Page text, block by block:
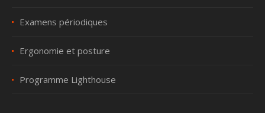
Examens périodiques
Ergonomie et posture
Programme Lighthouse